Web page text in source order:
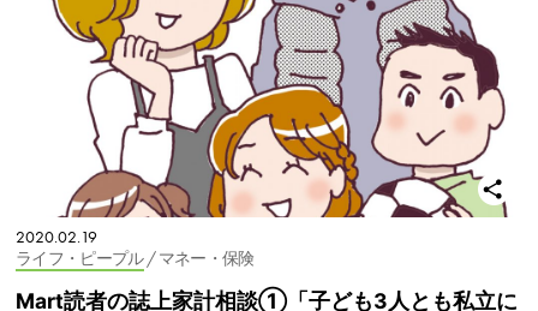
2020.02.19
ライフ・ピープル/ マネー・保険
Mart読者の誌上家計相談①「子ども3人とも私立に